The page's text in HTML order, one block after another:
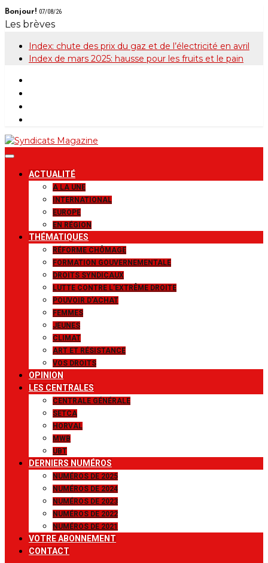
Skip
to
Bonjour! 07/08/26
Les brèves
Index: chute des prix du gaz et de l’électricité en avril
Index de mars 2025: hausse pour les fruits et le pain
Syndicats
Magazine
Le magazine de la FGTB
ACTUALITÉ
A LA UNE
INTERNATIONAL
EUROPE
EN RÉGION
THÉMATIQUES
RÉFORME CHÔMAGE
FORMATION GOUVERNEMENTALE
DROITS SYNDICAUX
LUTTE CONTRE L’EXTRÊME DROITE
POUVOIR D’ACHAT
FEMMES
JEUNES
CLIMAT
ART ET RÉSISTANCE
VOS DROITS
OPINION
LES CENTRALES
CENTRALE GÉNÉRALE
SETCA
HORVAL
MWB
UBT
DERNIERS NUMÉROS
NUMÉROS DE 2025
NUMÉROS DE 2024
NUMÉROS DE 2023
NUMÉROS DE 2022
NUMÉROS DE 2021
VOTRE ABONNEMENT
CONTACT